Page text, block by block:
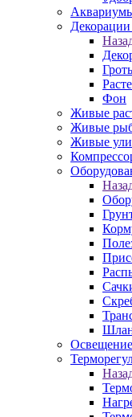
Фон
Живые
Живые
Живые